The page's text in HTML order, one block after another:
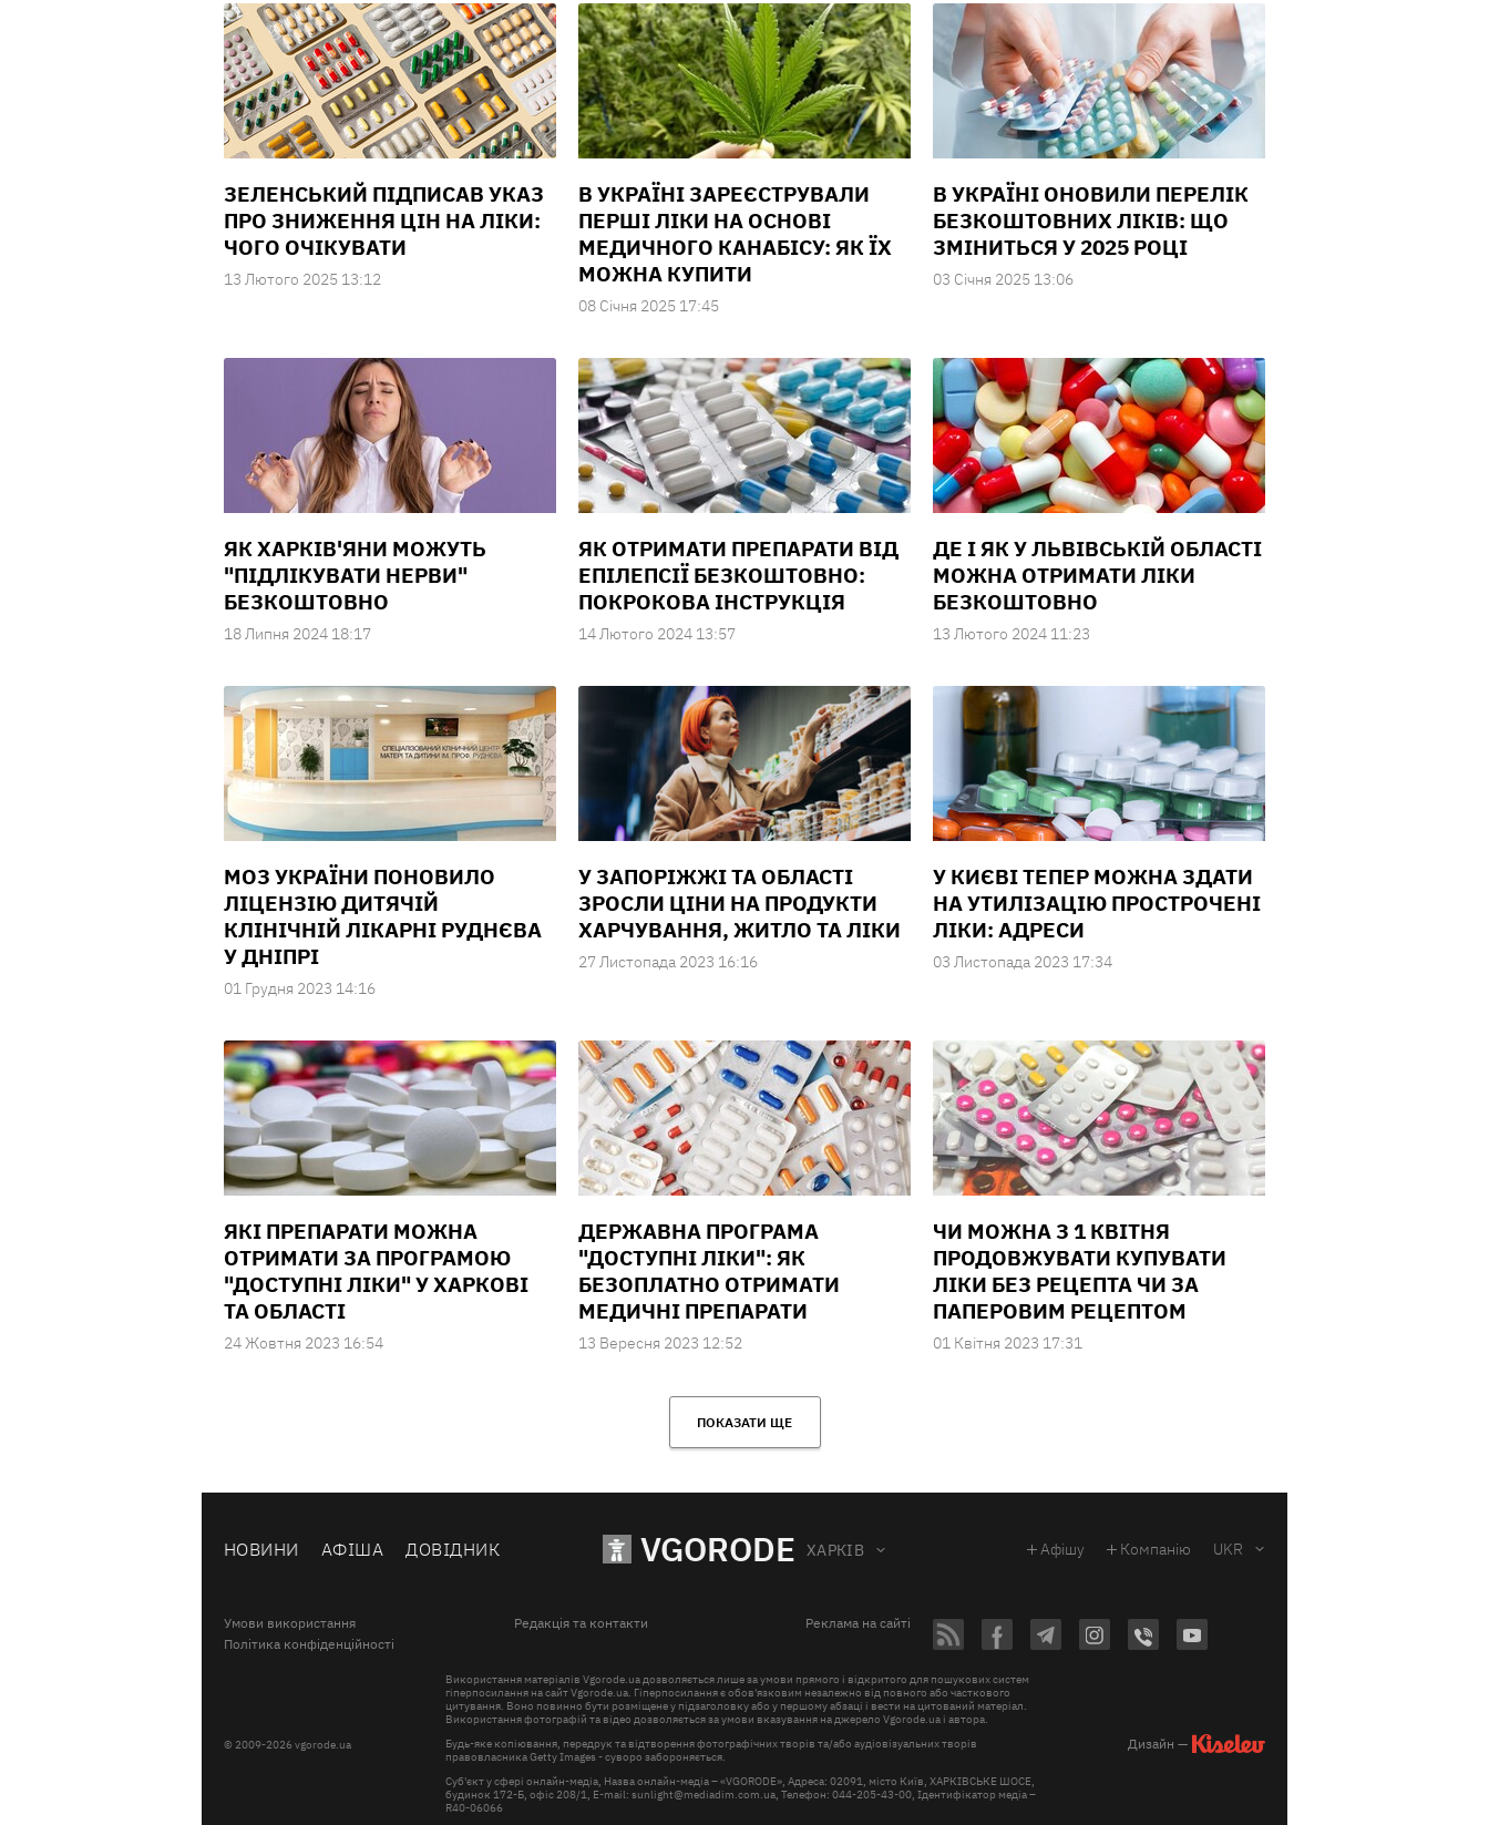
ЗЕЛЕНСЬКИЙ ПІДПИСАВ УКАЗ
ПРО ЗНИЖЕННЯ ЦІН НА ЛІКИ:
ЧОГО ОЧІКУВАТИ
13 Лютого 2025 13:12
В УКРАЇНІ ЗАРЕЄСТРУВАЛИ
ПЕРШІ ЛІКИ НА ОСНОВІ
МЕДИЧНОГО КАНАБІСУ: ЯК ЇХ
МОЖНА КУПИТИ
08 Сiчня 2025 17:45
В УКРАЇНІ ОНОВИЛИ ПЕРЕЛІК
БЕЗКОШТОВНИХ ЛІКІВ: ЩО
ЗМІНИТЬСЯ У 2025 РОЦІ
03 Сiчня 2025 13:06
ЯК ХАРКІВ'ЯНИ МОЖУТЬ
"ПІДЛІКУВАТИ НЕРВИ"
БЕЗКОШТОВНО
18 Липня 2024 18:17
ЯК ОТРИМАТИ ПРЕПАРАТИ ВІД
ЕПІЛЕПСІЇ БЕЗКОШТОВНО:
ПОКРОКОВА ІНСТРУКЦІЯ
14 Лютого 2024 13:57
ДЕ І ЯК У ЛЬВІВСЬКІЙ ОБЛАСТІ
МОЖНА ОТРИМАТИ ЛІКИ
БЕЗКОШТОВНО
13 Лютого 2024 11:23
МОЗ УКРАЇНИ ПОНОВИЛО
ЛІЦЕНЗІЮ ДИТЯЧІЙ
КЛІНІЧНІЙ ЛІКАРНІ РУДНЄВА
У ДНІПРІ
01 Грудня 2023 14:16
У ЗАПОРІЖЖІ ТА ОБЛАСТІ
ЗРОСЛИ ЦІНИ НА ПРОДУКТИ
ХАРЧУВАННЯ, ЖИТЛО ТА ЛІКИ
27 Листопада 2023 16:16
У КИЄВІ ТЕПЕР МОЖНА ЗДАТИ
НА УТИЛІЗАЦІЮ ПРОСТРОЧЕНІ
ЛІКИ: АДРЕСИ
03 Листопада 2023 17:34
ЯКІ ПРЕПАРАТИ МОЖНА
ОТРИМАТИ ЗА ПРОГРАМОЮ
"ДОСТУПНІ ЛІКИ" У ХАРКОВІ
ТА ОБЛАСТІ
24 Жовтня 2023 16:54
ДЕРЖАВНА ПРОГРАМА
"ДОСТУПНІ ЛІКИ": ЯК
БЕЗОПЛАТНО ОТРИМАТИ
МЕДИЧНІ ПРЕПАРАТИ
13 Вересня 2023 12:52
ЧИ МОЖНА З 1 КВІТНЯ
ПРОДОВЖУВАТИ КУПУВАТИ
ЛІКИ БЕЗ РЕЦЕПТА ЧИ ЗА
ПАПЕРОВИМ РЕЦЕПТОМ
01 Квiтня 2023 17:31
ПОКАЗАТИ ЩЕ
НОВИНИ АФІША ДОВІДНИК VGORODE ХАРКІВ Афішу Компанію UKR
Умови використання Редакція та контакти
Реклама на сайті
Політика конфіденційності
© 2009-2026 vgorode.ua
Використання матеріалів Vgorode.ua дозволяється лише за умови прямого і відкритого для пошукових систем
гіперпосилання на сайт Vgorode.ua. Гіперпосилання є обов'язковим незалежно від повного або часткового
цитування. Воно повинно бути розміщене у підзаголовку або у першому абзаці і вести на цитований матеріал.
Використання фотографій та відео дозволяється за умови вказування на джерело Vgorode.ua і автора.
Будь-яке копіювання, передрук та відтворення фотографічних творів та/або аудіовізуальних творів
правовласника Getty Images - суворо забороняється.
Суб'єкт у сфері онлайн-медіа, Назва онлайн-медіа – «VGORODE», Адреса: 02091, місто Київ, ХАРКІВСЬКЕ ШОСЕ,
будинок 172-Б, офіс 208/1, E-mail: sunlight@mediadim.com.ua, Телефон: 044-205-43-00, Ідентифікатор медіа –
R40-06066
Дизайн —